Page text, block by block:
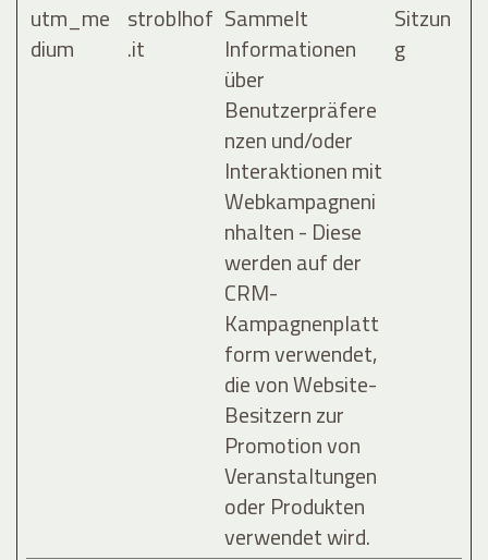
utm_me
dium
stroblhof
.it
Sammelt
Informationen
über
Benutzerpräfere
nzen und/oder
Interaktionen mit
Webkampagneni
nhalten - Diese
werden auf der
CRM-
Kampagnenplatt
form verwendet,
die von Website-
Besitzern zur
Promotion von
Veranstaltungen
oder Produkten
verwendet wird.
Sitzun
g